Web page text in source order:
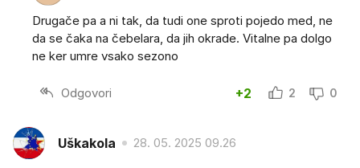
Drugače pa a ni tak, da tudi one sproti pojedo med, ne
da se čaka na čebelara, da jih okrade. Vitalne pa dolgo
ne ker umre vsako sezono
Odgovori +2 2 0
Uškakola 28. 05. 2025 09.26